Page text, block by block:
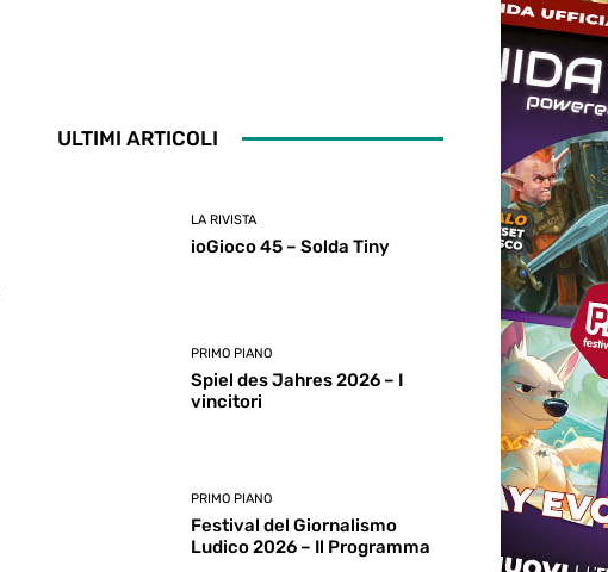
ULTIMI ARTICOLI
LA RIVISTA
ioGioco 45 – Solda Tiny
PRIMO PIANO
Spiel des Jahres 2026 – I
vincitori
PRIMO PIANO
Festival del Giornalismo
Ludico 2026 – Il Programma